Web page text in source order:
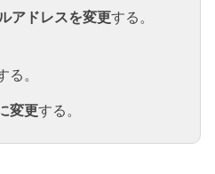
アドレスを変更する。
る。
変更する。